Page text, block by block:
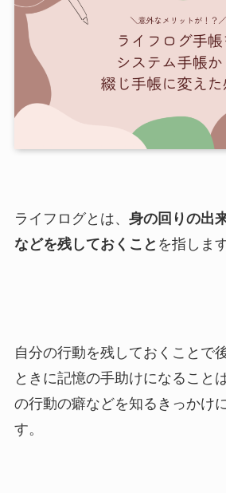
ライフログとは、 身の回りの出
などを残しておくこと を指します
自分の行動を残しておくことで
ときに記憶の手助けになること
の行動の癖などを知るきっかけ
す。